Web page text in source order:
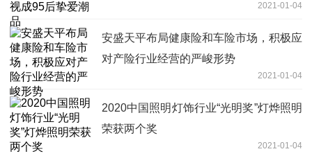
2021-01-04
安盛天平布局健康险和车险市场，积极应
对产险行业经营的严峻形势
2021-01-04
2020中国照明灯饰行业“光明奖”灯烨照明
荣获两个奖
2021-01-04